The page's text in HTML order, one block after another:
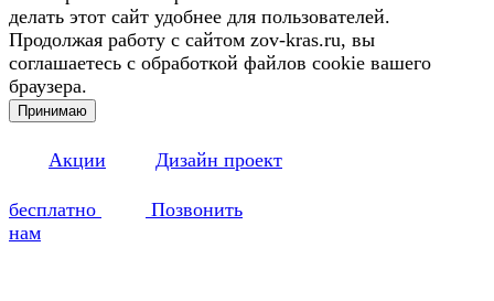
делать этот сайт удобнее для пользователей.
Продолжая работу с сайтом zov-kras.ru, вы
соглашаетесь с обработкой файлов cookie вашего
браузера.
Принимаю
Акции Дизайн проект
бесплатно
Позвонить
нам